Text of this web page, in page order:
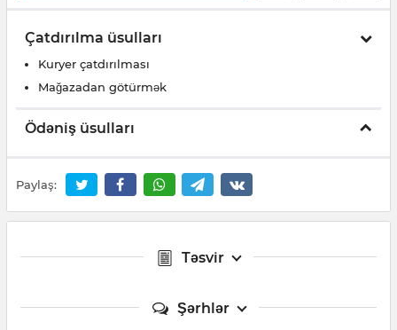
Çatdırılma üsulları
Kuryer çatdırılması
Mağazadan götürmək
Ödəniş üsulları
Paylaş:
Təsvir
Şərhlər